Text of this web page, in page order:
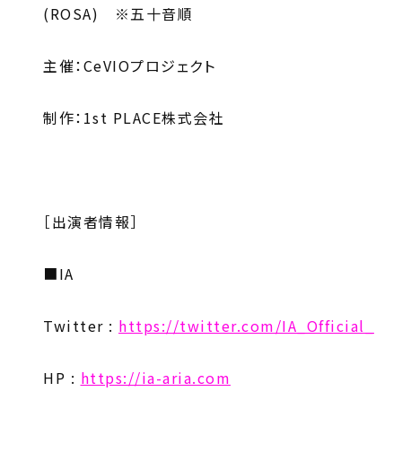
(ROSA) ※五十音順
主催：CeVIOプロジェクト
制作：1st PLACE株式会社
［出演者情報］
■IA
Twitter : https://twitter.com/IA_Official_
HP : https://ia-aria.com